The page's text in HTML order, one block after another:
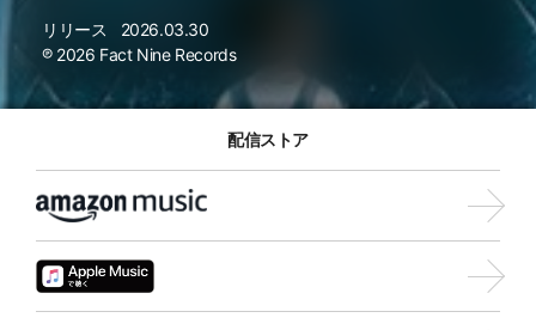
リリース
2026.03.30
℗ 2026 Fact Nine Records
配信ストア